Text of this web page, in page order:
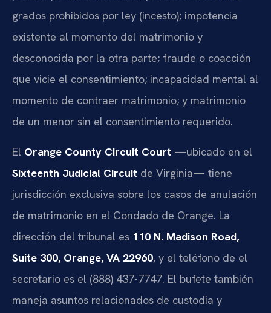
grados prohibidos por ley (incesto); impotencia
existente al momento del matrimonio y
desconocida por la otra parte; fraude o coacción
que vicie el consentimiento; incapacidad mental al
momento de contraer matrimonio; y matrimonio
de un menor sin el consentimiento requerido.
El Orange County Circuit Court —ubicado en el
Sixteenth Judicial Circuit de Virginia— tiene
jurisdicción exclusiva sobre los casos de anulación
de matrimonio en el Condado de Orange. La
dirección del tribunal es 110 N. Madison Road,
Suite 300, Orange, VA 22960, y el teléfono de el
secretario es el (888) 437-7747. El bufete también
maneja asuntos relacionados de custodia y